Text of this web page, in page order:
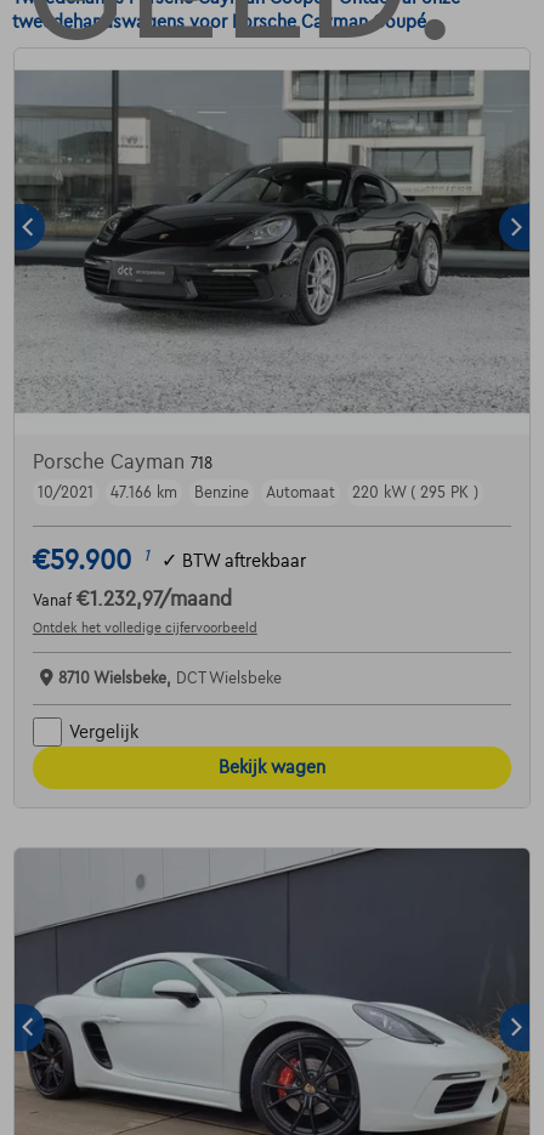
tweedehandswagens voor Porsche Cayman Coupé.
Porsche Cayman 718
10/2021
47.166 km Benzine Automaat 220 kW ( 295 PK )
€59.900 1 ✓ BTW aftrekbaar
Vanaf €1.232,97/maand
Ontdek het volledige cijfervoorbeeld
8710 Wielsbeke, DCT Wielsbeke
Vergelijk
Bekijk wagen